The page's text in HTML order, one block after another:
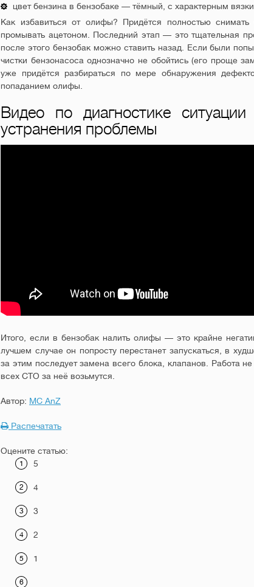
цвет бензина в бензобаке — тёмный, с характерным
Как избавиться от олифы? Придётся полностью снимать
промывать ацетоном. Последний этап — это тщательная
после этого бензобак можно ставить назад. Если были
чистки бензонасоса однозначно не обойтись (его проще
уже придётся разбираться по мере обнаружения
попаданием олифы.
Видео по диагностике
устранения проблемы
Итого, если в бензобак налить олифы — это крайне
лучшем случае он попросту перестанет запускаться, в
за этим последует замена всего блока, клапанов. Работа
всех СТО за неё возьмутся.
Автор: MC AnZ
Распечатать
Оцените статью:
5
4
3
2
1